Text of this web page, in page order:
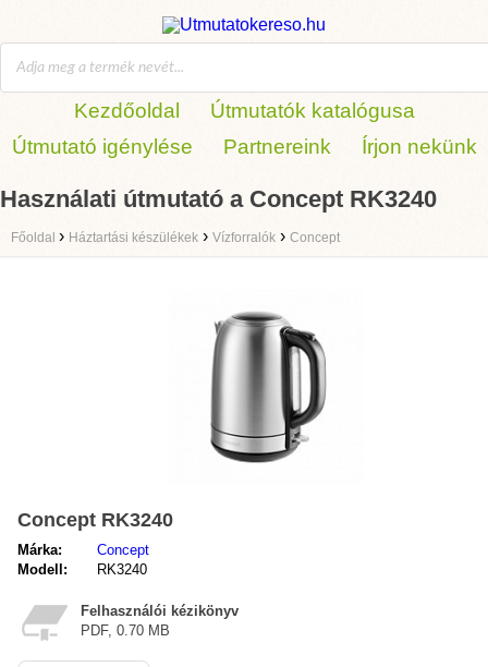
Kezdőoldal
Útmutatók katalógusa
Útmutató igénylése
Partnereink Írjon nekünk
Használati útmutató a Concept RK3240
Főoldal › Háztartási készülékek › Vízforralók › Concept
Concept RK3240
Márka:
Concept
Modell:
RK3240
Felhasználói kézikönyv
PDF, 0.70 MB